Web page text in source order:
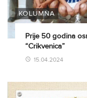
KOLUMNA
Prije 50 godina
“Crikvenica”
15.04.2024